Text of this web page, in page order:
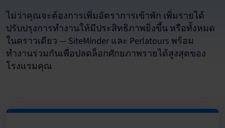
ไม่ว่าคุณจะต้องการเพิ่มอัตราการเข้าพัก เพิ่มรายได้
ปรับปรุงการทำงานให้มีประสิทธิภาพยิ่งขึ้น หรือทั้งหมด
ในคราวเดียว — SiteMinder และ Perlatours พร้อม
ทำงานร่วมกันเพื่อปลดล็อกศักยภาพรายได้สูงสุดของ
โรงแรมคุณ